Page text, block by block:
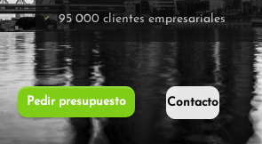
95 000 clientes empresariales
Pedir presupuesto Contacto